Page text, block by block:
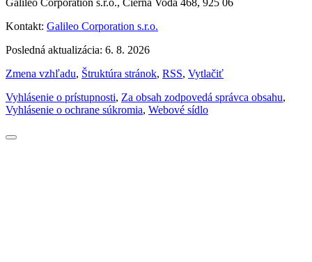
Galileo Corporation s.r.o., Čierna Voda 468, 925 06
Kontakt: Galileo Corporation s.r.o.
Posledná aktualizácia: 6. 8. 2026
Zmena vzhľadu, Štruktúra stránok, RSS, Vytlačiť
Vyhlásenie o prístupnosti, Za obsah zodpovedá správca obsahu,
Vyhlásenie o ochrane súkromia, Webové sídlo